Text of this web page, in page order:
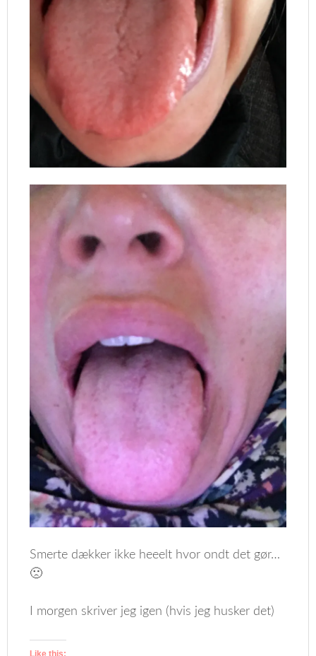
Smerte dækker ikke heeelt hvor ondt det gør…
🙁
I morgen skriver jeg igen (hvis jeg husker det)
Like this: